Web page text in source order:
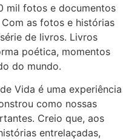
mil fotos e documentos
as fotos e histórias
de livros. Livros
poética, momentos
do mundo.
Vida é uma experiência
como nossas
Creio que, aos
entrelaçadas,